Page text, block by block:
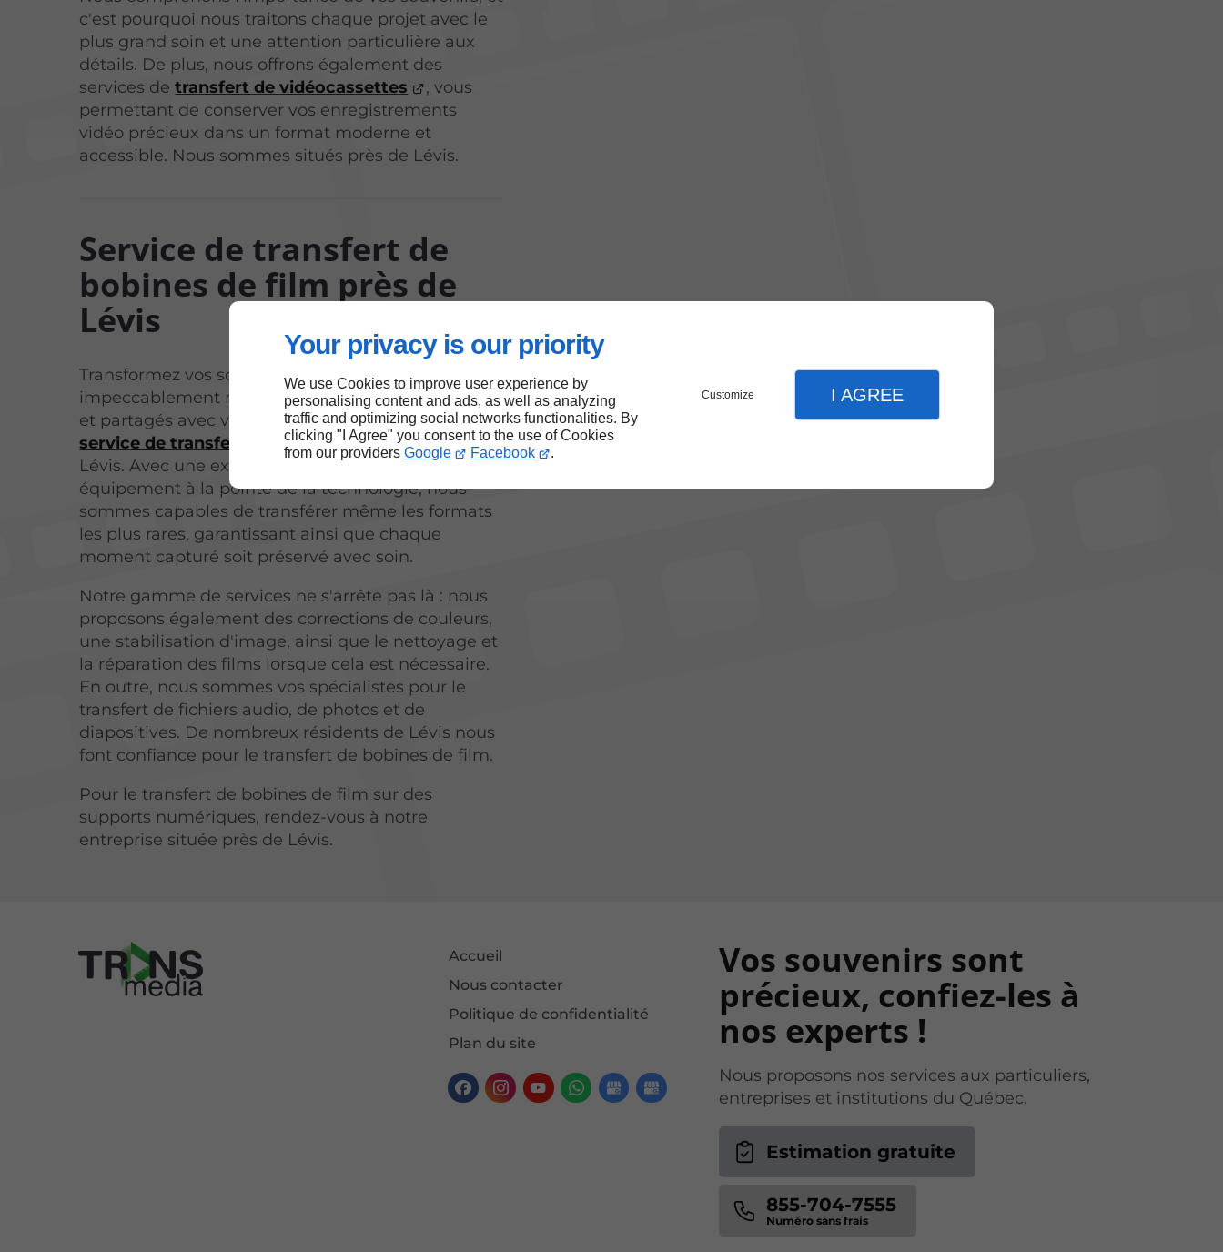
Your privacy is our priority
We use Cookies to improve user experience by
personalising content and ads, as well as analyzing
traffic and optimizing social networks functionalities. By
clicking "I Agree" you consent to the use of Cookies
from our providers Google Facebook .
Customize I AGREE
c'est pourquoi nous traitons chaque projet avec le
plus grand soin et une attention particulière aux
détails. De plus, nous offrons également des
services detransfert de vidéocassettes
, vous
permettant de conserver vos enregistrements
vidéo précieux dans un format moderne et
accessible. Nous sommes situés près de Lévis.
Service de transfert de
bobines de film près de
Lévis
Transformez vos souvenirs en fichiers numériques
impeccablement restaurés, prêts à être visionnés
et partagés avec vos proches grâce à notre
service de transfert de bobines de film
près de
Lévis. Avec une expertise reconnue et un
équipement à la pointe de la technologie, nous
sommes capables de transférer même les formats
les plus rares, garantissant ainsi que chaque
moment capturé soit préservé avec soin.
Notre gamme de services ne s'arrête pas là : nous
proposons également des corrections de couleurs,
une stabilisation d'image, ainsi que le nettoyage et
la réparation des films lorsque cela est nécessaire.
En outre, nous sommes vos spécialistes pour le
transfert de fichiers audio, de photos et de
diapositives. De nombreux résidents de Lévis nous
font confiance pour le transfert de bobines de film.
Pour le transfert de bobines de film sur des
supports numériques, rendez-vous à notre
entreprise située près de Lévis.
Accueil
Nous contacter
Politique de confidentialité
Plan du site
Vos souvenirs sont
précieux, confiez-les à
nos experts !
Nous proposons nos services aux particuliers,
entreprises et institutions du Québec.
Estimation gratuite
855-704-7555